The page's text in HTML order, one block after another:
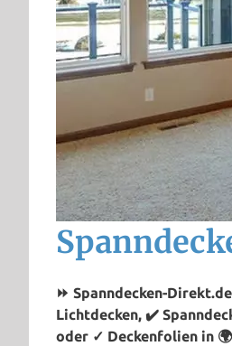
⏩ Spanndecken-
Lichtdecken, ✔️
oder ✓ Deckenfolien in